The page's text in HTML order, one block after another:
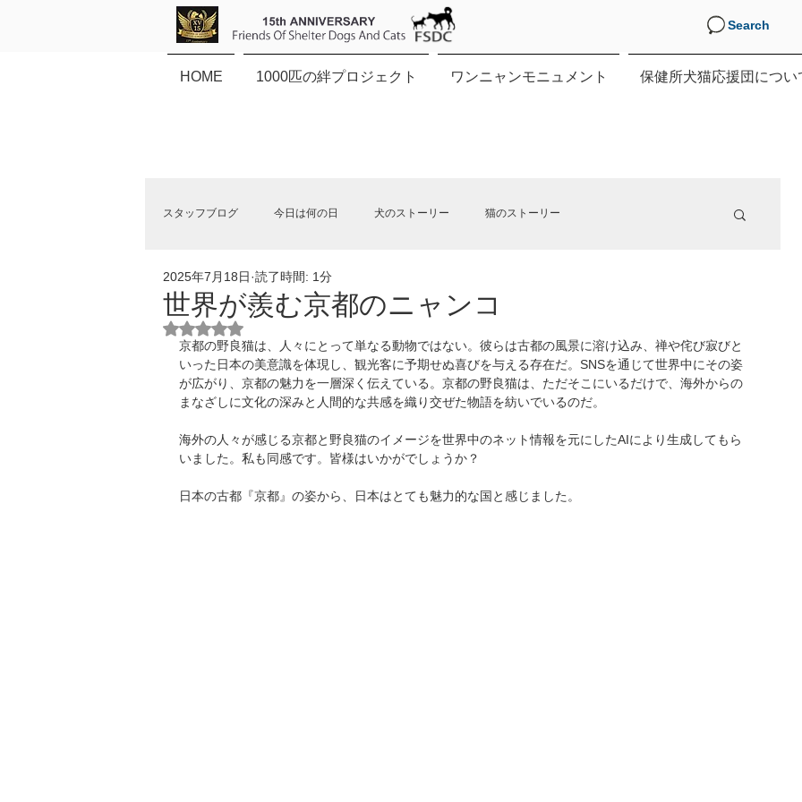
Search
HOME 1000匹の絆プロジェクト ワンニャンモニュメント 保健所犬猫応援団につい
スタッフブログ 今日は何の日 犬のストーリー 猫のストーリー
保健所犬猫応援団NEWS
世界が羨む京都のニャンコ
2025年7月18日 読了時間: 1分
5つ星のうちNaNと評価されています。
京都の野良猫は、人々にとって単なる動物ではない。彼らは古都の風景に溶け込み、禅や侘び寂びと
いった日本の美意識を体現し、観光客に予期せぬ喜びを与える存在だ。SNSを通じて世界中にその姿
が広がり、京都の魅力を一層深く伝えている。京都の野良猫は、ただそこにいるだけで、海外からの
まなざしに文化の深みと人間的な共感を織り交ぜた物語を紡いでいるのだ。
海外の人々が感じる京都と野良猫のイメージを世界中のネット情報を元にしたAIにより生成してもら
いました。私も同感です。皆様はいかがでしょうか？
日本の古都『京都』の姿から、日本はとても魅力的な国と感じました。